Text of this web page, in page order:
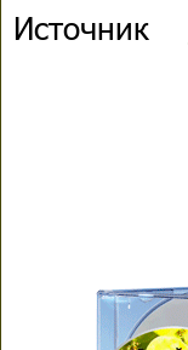
Источник